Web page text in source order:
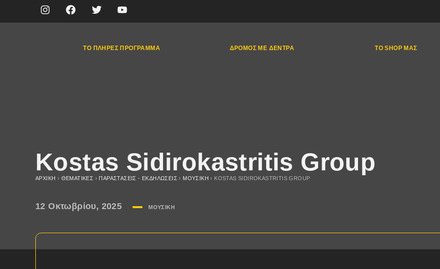
ΤΟ ΠΛΉΡΕΣ ΠΡΌΓΡΑΜΜΑ ΔΡΌΜΟΣ ΜΕ ΔΈΝΤΡΑ ΤΟ SHOP ΜΑΣ
Kostas Sidirokastritis Group
ΑΡΧΙΚΉ › ΘΕΜΑΤΙΚΈΣ › ΠΑΡΑΣΤΆΣΕΙΣ - ΕΚΔΗΛΏΣΕΙΣ › ΜΟΥΣΙΚΉ › KOSTAS SIDIROKASTRITIS GROUP
12 Οκτωβρίου, 2025 ΜΟΥΣΙΚΉ